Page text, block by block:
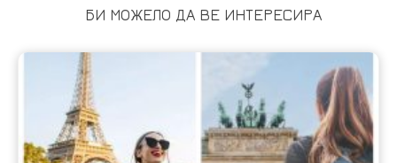
БИ МОЖЕЛО ДА ВЕ ИНТЕРЕСИРА